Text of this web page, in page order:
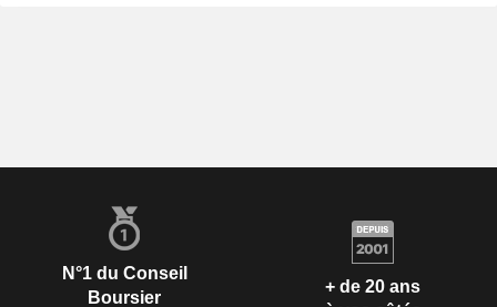
N°1 du Conseil
Boursier
+ de 20 ans